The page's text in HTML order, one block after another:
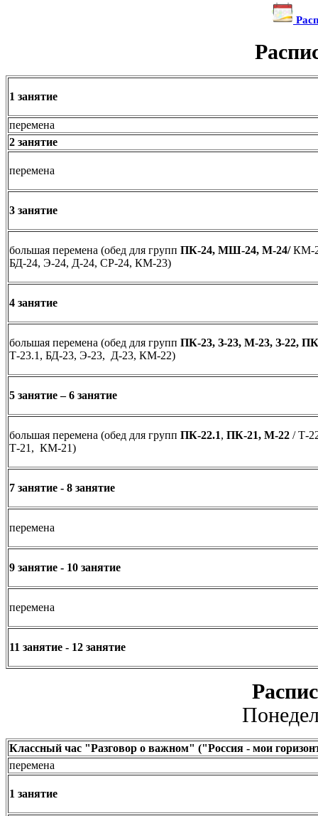
1 занятие
перемена
2 занятие
перемена
3 занятие
большая перемена (обед для групп ПК-24, МШ-24, М-24/КМ-
БД-24, Э-24, Д-24, СР-24, КМ-23)
4 занятие
большая перемена (обед для групп ПК-23, З-23, М-23, З-22,
Т-23.1, БД-23, Э-23, Д-23, КМ-22)
5 занятие – 6 занятие
большая перемена (обед для групп ПК-22.1, ПК-21, М-22 / Т-
Т-21, КМ-21)
7 занятие - 8 занятие
перемена
9 занятие - 10 занятие
перемена
11 занятие - 12 занятие
Классный час "Разговор о важном" ("Россия - мои
перемена
1 занятие